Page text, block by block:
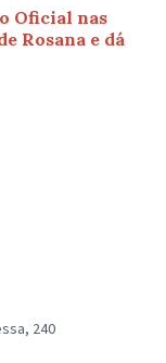
Oficial nas
Rosana e dá
240